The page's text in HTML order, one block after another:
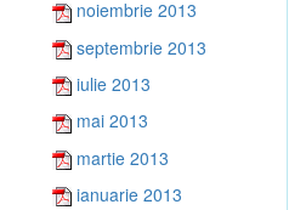
noiembrie 2013
septembrie 2013
iulie 2013
mai 2013
martie 2013
ianuarie 2013